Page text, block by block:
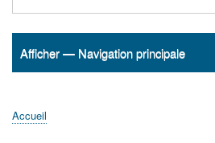
Navigation
Afficher — Navigation principale
Accueil
ActualitésMATh.en.JEANS ?
Régions et Ateliers
Créer, gérer un atelier
Sujets/Publications
Congrès
Accueil